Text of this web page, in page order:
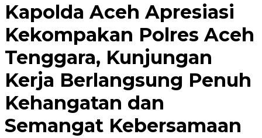
Kapolda Aceh Apresiasi
Kekompakan Polres Aceh
Tenggara, Kunjungan
Kerja Berlangsung Penuh
Kehangatan dan
Semangat Kebersamaan